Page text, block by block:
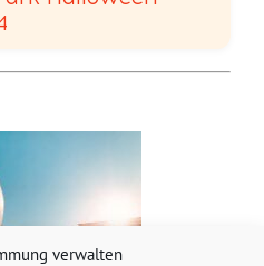
verwalten